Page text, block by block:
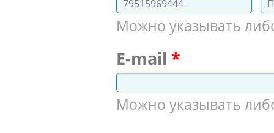
Можно указывать
E-mail
Можно указывать